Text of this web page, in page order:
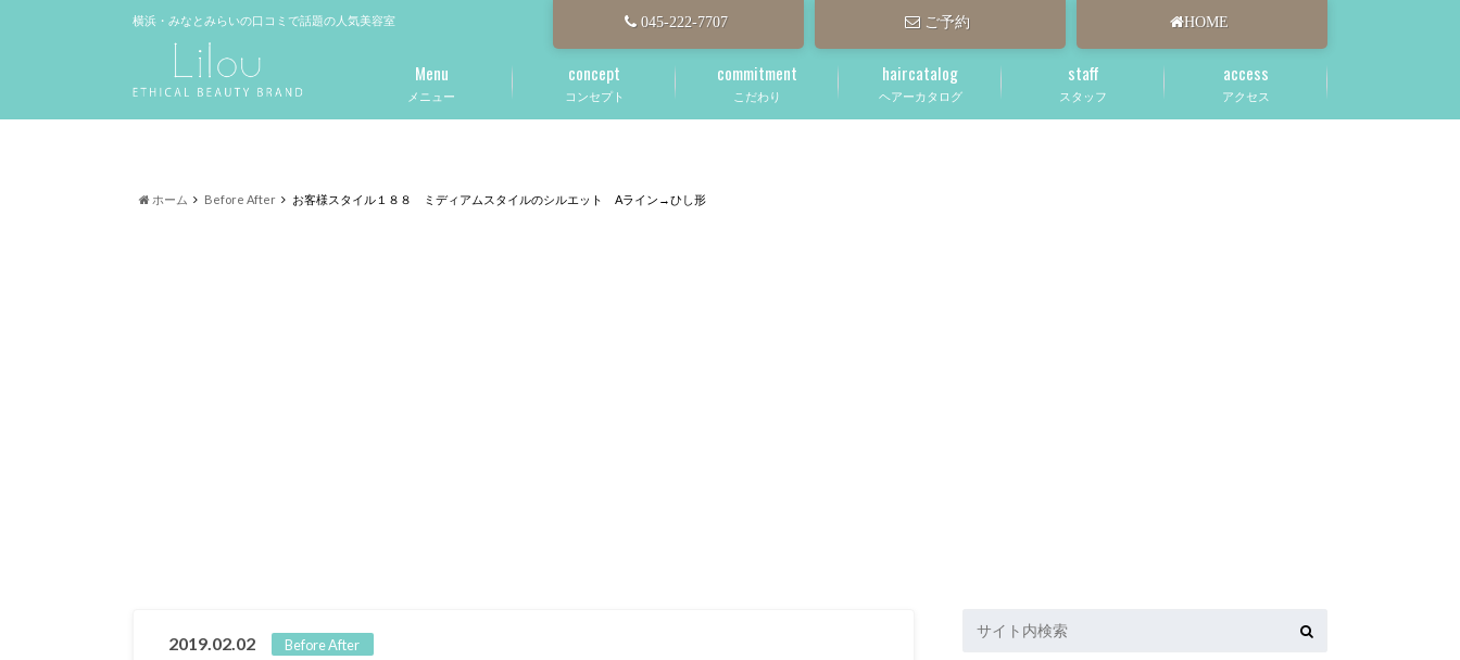
横浜・みなとみらいの口コミで話題の人気美容室 HOME
ご予約
045-222-7707
メニュー
Menu
コンセプト
concept
こだわり
commitment
ヘアーカタログ
haircatalog
スタッフ
staff
アクセス
access
ホーム Before After お客様スタイル１８８ ミディアムスタイルのシルエット Aライン→ひし形
2019.02.02 Before After